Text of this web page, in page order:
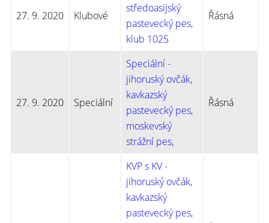
27. 9. 2020 Klubové
středoasijský
pastevecký pes,
klub 1025
Řásná
27. 9. 2020 Speciální
Speciální -
jihoruský ovčák,
kavkazský
pastevecký pes,
moskevský
strážní pes,
Řásná
KVP s KV -
jihoruský ovčák,
kavkazský
pastevecký pes,